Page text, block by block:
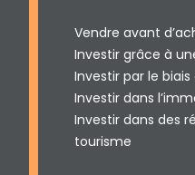
Vendre avant
Investir grâce à
Investir par le biais
Investir dans
Investir dans des
tourisme